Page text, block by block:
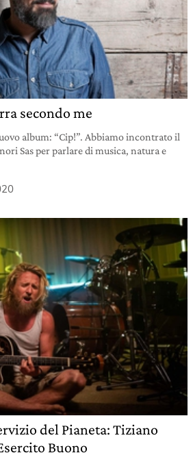
secondo me
album: “Cip!”. Abbiamo incontrato il
Sas per parlare di musica, natura e
del Pianeta: Tiziano
Buono